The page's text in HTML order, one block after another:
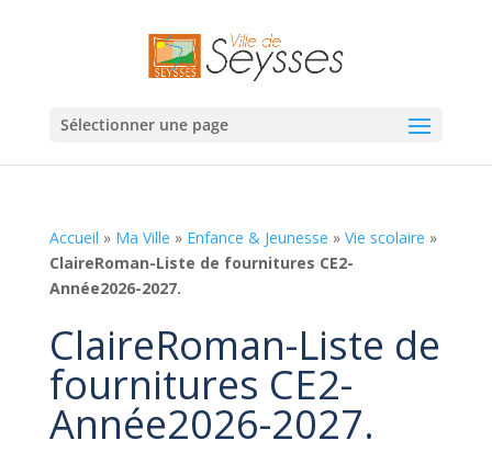
Sélectionner une page
Accueil » Ma Ville » Enfance & Jeunesse » Vie scolaire »
ClaireRoman-Liste de fournitures CE2-
Année2026-2027.
ClaireRoman-Liste de
fournitures CE2-
Année2026-2027.